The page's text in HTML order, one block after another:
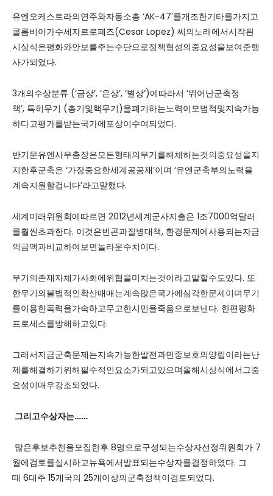
유엔오케스트라의연주와자동소총 ‘AK-47’를개조한기타를가지고
콜롬비아가수세자르로페즈(Cesar Lopez) 씨의노래에서시작된
시상식은평화와안보를주는수단으로정책형성의중요성을보여준행
사가되었다.
3개의수상분류 (‘금상’, ‘은상’, ‘별상’)에따라서 ‘뛰어난군축정
책’, 특히무기 (총기및핵무기)을폐기하는노력이모범적및지속가능
하다고평가를받는국가에포상이수여되었다.
반기문유엔사무총장은모든형태의무기를해체하는것의중요성을지
지한후군축은 ‘가장중요한세계공공재’이며 ‘유엔군축부의노력을
계속지원할겁니다’라고말했다.
세계미래위원회에따르면 2012년세계군사지출은 1조7000억달러
를훨씬초과한다. 이것은빈곤과질병대책, 환경문제에사용되는자금
의금액과비교하여보면놀라운수치이다.
무기의존재자체가사회에위협을미치는것이라고말할수도있다. 또
한무기의불법적인확산매매는계속많은국가에심각한문제이며무기
를이용한폭력을가속하고무고한시민을죽음으로보낸다. 한편평화
프로세스를방해하고있다.
그래서지금군축문제는지속가능한발전과민중보호의양립이라는난
제를해결하기위해필수적인요소가되고있으며올해시상식에서그중
요성이매우강조되었다.
그리고수상자는……
많은후보추천을모집한후 8명으로구성되는수상자선정위원회가 7
월에검토를실시하고뉴욕에서발표되는수상자를결정하였다. 그
때 6대주 15개국의 25개이상의군축정책이검토되었다.